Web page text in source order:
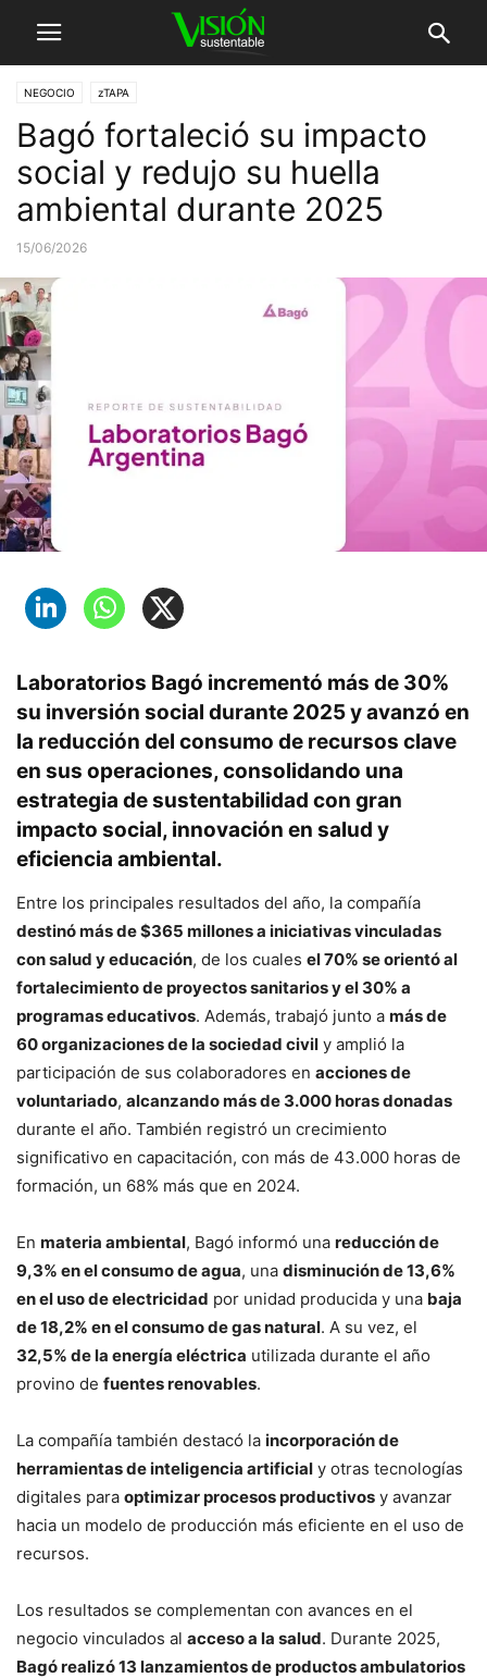
NEGOCIO zTAPA
Bagó fortaleció su impacto
social y redujo su huella
ambiental durante 2025
15/06/2026
Laboratorios Bagó incrementó más de 30%
su inversión social durante 2025 y avanzó en
la reducción del consumo de recursos clave
en sus operaciones, consolidando una
estrategia de sustentabilidad con gran
impacto social, innovación en salud y
eficiencia ambiental.
Entre los principales resultados del año, la compañía
destinó más de $365 millones a iniciativas vinculadas
con salud y educación, de los cuales el 70% se orientó al
fortalecimiento de proyectos sanitarios y el 30% a
programas educativos. Además, trabajó junto a más de
60 organizaciones de la sociedad civil y amplió la
participación de sus colaboradores en acciones de
voluntariado, alcanzando más de 3.000 horas donadas
durante el año. También registró un crecimiento
significativo en capacitación, con más de 43.000 horas de
formación, un 68% más que en 2024.
En materia ambiental, Bagó informó una reducción de
9,3% en el consumo de agua, una disminución de 13,6%
en el uso de electricidad por unidad producida y una baja
de 18,2% en el consumo de gas natural. A su vez, el
32,5% de la energía eléctrica utilizada durante el año
provino de fuentes renovables.
La compañía también destacó la incorporación de
herramientas de inteligencia artificial y otras tecnologías
digitales para optimizar procesos productivos y avanzar
hacia un modelo de producción más eficiente en el uso de
recursos.
Los resultados se complementan con avances en el
negocio vinculados al acceso a la salud. Durante 2025,
Bagó realizó 13 lanzamientos de productos ambulatorios